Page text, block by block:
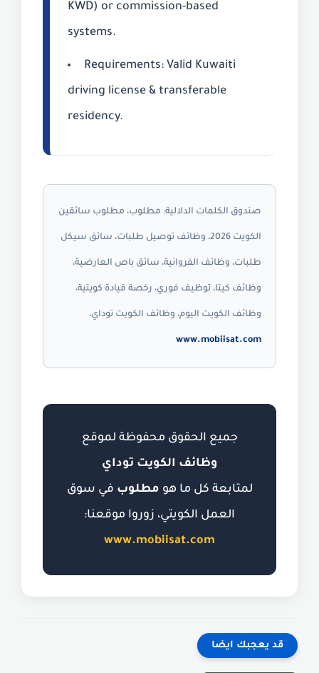
KWD) or commission-based
systems.
Requirements: Valid Kuwaiti
driving license & transferable
residency.
صندوق الكلمات الدلالية: مطلوب، مطلوب سائقين
الكويت 2026، وظائف توصيل طلبات، سائق سيكل
طلبات، وظائف الفروانية، سائق باص العارضية،
وظائف كيتا، توظيف فوري، رخصة قيادة كويتية،
وظائف الكويت اليوم، وظائف الكويت توداي،
www.mobiisat.com
جميع الحقوق محفوظة لموقع
وظائف الكويت توداي
لمتابعة كل ما هو مطلوب في سوق
العمل الكويتي، زوروا موقعنا:
www.mobiisat.com
قد يعجبك ايضا